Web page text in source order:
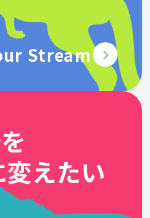
Stream
えたい